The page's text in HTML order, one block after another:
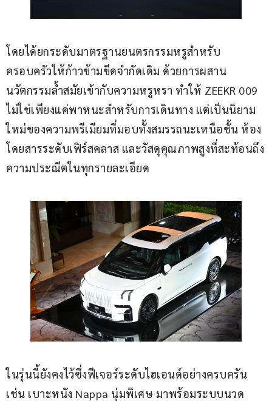
โดยได้ยกระดับมาตรฐานยนตรกรรมหรูสำหรับ
ครอบครัวให้ก้าวข้ามขีดจำกัดเดิม ด้วยการผสาน
นวัตกรรมล้ำสมัยเข้ากับความหรูหรา ทำให้ ZEEKR 009
ไม่ใช่เพียงแค่พาหนะสำหรับการเดินทาง แต่เป็นนิยาม
ใหม่ของความพรีเมียมที่มอบทั้งสมรรถนะเหนือชั้น ห้อง
โดยสารระดับเฟิร์สคลาส และวัสดุคุณภาพสูงที่สะท้อนถึง
ความประณีตในทุกรายละเอียด
ในรุ่นนี้ยังคงไว้ซึ่งฟีเจอร์ระดับไฮเอนด์อย่างครบครัน
เช่น เบาะหนัง Nappa นุ่มพิเศษ มาพร้อมระบบนวด